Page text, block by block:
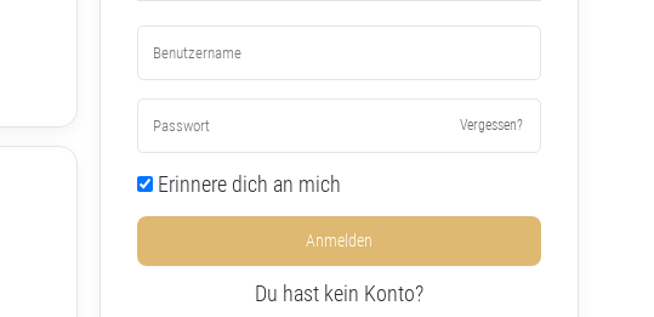
Vergessen?
Erinnere dich an mich
Anmelden
Du hast kein Konto?